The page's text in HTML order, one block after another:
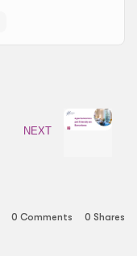
NEXT
0 Comments 0 Shares